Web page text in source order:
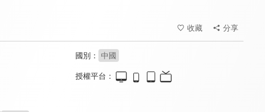
收藏 分享
國別： 中國
授權平台：